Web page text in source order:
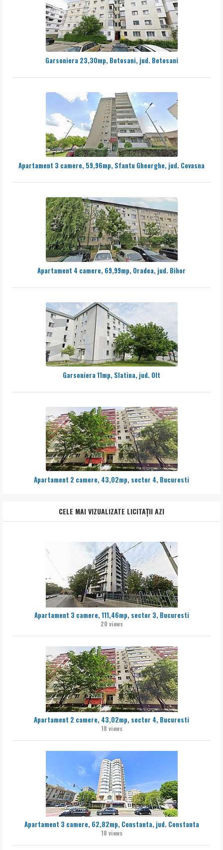
Garsoniera 23,30mp, Botosani, jud. Botosani
Apartament 3 camere, 59,96mp, Sfantu Gheorghe, jud. Covasna
Apartament 4 camere, 69,99mp, Oradea, jud. Bihor
Garsoniera 11mp, Slatina, jud. Olt
Apartament 2 camere, 43,02mp, sector 4, Bucuresti
CELE MAI VIZUALIZATE LICITAȚII AZI
Apartament 3 camere, 111,46mp, sector 3, Bucuresti
20 views
Apartament 2 camere, 43,02mp, sector 4, Bucuresti
18 views
Apartament 3 camere, 62,82mp, Constanta, jud. Constanta
18 views